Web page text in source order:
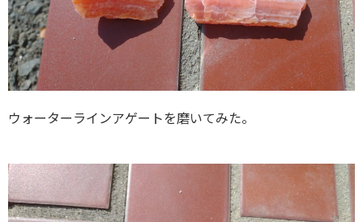
ウォーターラインアゲートを磨いてみた。